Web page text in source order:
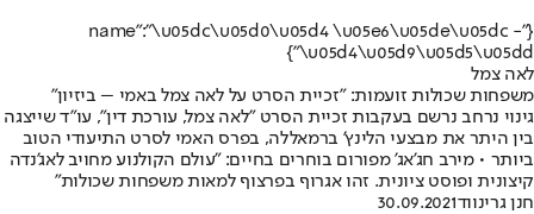
{"name":"\u05dc\u05d0\u05d4 \u05e6\u05de\u05dc -
\u05d4\u05d9\u05d5\u05dd"}
לאה צמל
משפחות שכולות זועמות: "זכיית הסרט על לאה צמל באמי – ביזיון"
גינוי נרחב נרשם בעקבות זכיית הסרט "לאה צמל, עורכת דין", עו"ד שייצגה
בין היתר את מבצעי הלינץ' ברמאללה, בפרס האמי לסרט התיעודי הטוב
ביותר • מירב חג'אג' מפורום בוחרים בחיים: "עולם הקולנוע מחויב לאג'נדה
קיצונית ופוסט ציונית. זהו אגרוף בפרצוף למאות משפחות שכולות"
חנן גרינווד30.09.2021